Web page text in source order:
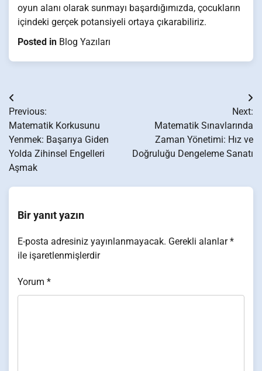
oyun alanı olarak sunmayı başardığımızda, çocukların
içindeki gerçek potansiyeli ortaya çıkarabiliriz.
Posted in Blog Yazıları
Yazı
gezinmesi
Previous:
Matematik Korkusunu
Yenmek: Başarıya Giden
Yolda Zihinsel Engelleri
Aşmak
Next:
Matematik Sınavlarında
Zaman Yönetimi: Hız ve
Doğruluğu Dengeleme Sanatı
Bir yanıt yazın
E-posta adresiniz yayınlanmayacak. Gerekli alanlar*
ile işaretlenmişlerdir
Yorum *